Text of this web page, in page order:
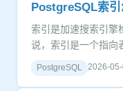
PostgreSQL索引
索引是加速搜索引擎
说，索引是一个指向
引与一本书的索引
PostgreSQL 2026-